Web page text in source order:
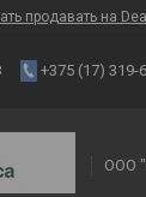
продавать на
+375 (17) 319-
ООО